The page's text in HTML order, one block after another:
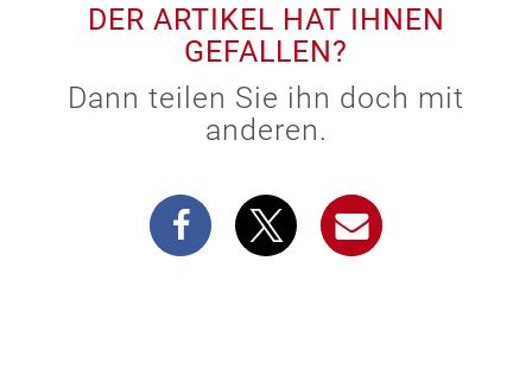
DER ARTIKEL HAT IHNEN
GEFALLEN?
Dann teilen Sie ihn doch mit
anderen.